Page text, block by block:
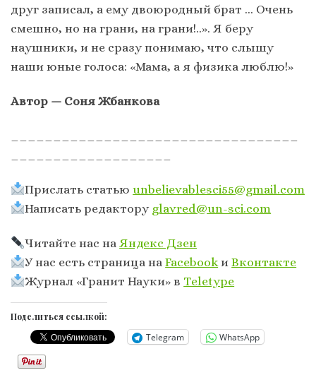
друг записал, а ему двоюродный брат … Очень
смешно, но на грани, на грани!..». Я беру
наушники, и не сразу понимаю, что слышу
наши юные голоса: «Мама, а я физика люблю!»
Автор — Соня Жбанкова
Прислать статьюunbelievablesci55@gmail.com
Написать редактору glavred@un-sci.com
Читайте нас наЯндекс Дзен
У нас есть страница наFacebookиВконтакте
Журнал «Гранит Науки» в Тeletype
Поделиться ссылкой:
Telegram WhatsApp